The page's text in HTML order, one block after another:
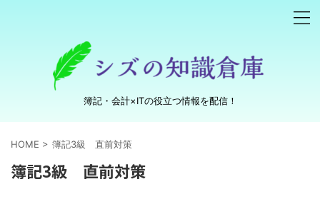
簿記・会計×ITの役立つ情報を配信！
HOME > 簿記3級 直前対策
簿記3級 直前対策